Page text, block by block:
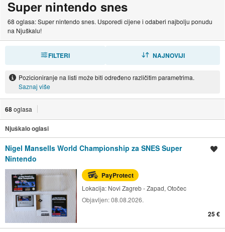
Super nintendo snes
68 oglasa: Super nintendo snes. Usporedi cijene i odaberi najbolju ponudu
na Njuškalu!
FILTERI NAJNOVIJI
Pozicioniranje na listi može biti određeno različitim parametrima.
Saznaj više
68oglasa
Njuškalo oglasi
Nigel Mansells World Championship za SNES Super
Nintendo
PayProtect
Lokacija: Novi Zagreb - Zapad, Otočec
Objavljen:08.08.2026.
25 €